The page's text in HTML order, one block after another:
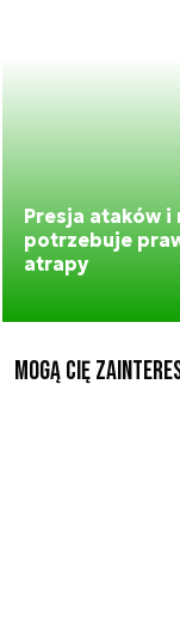
Presja ataków
potrzebuje
atrapy
Mogą Cię